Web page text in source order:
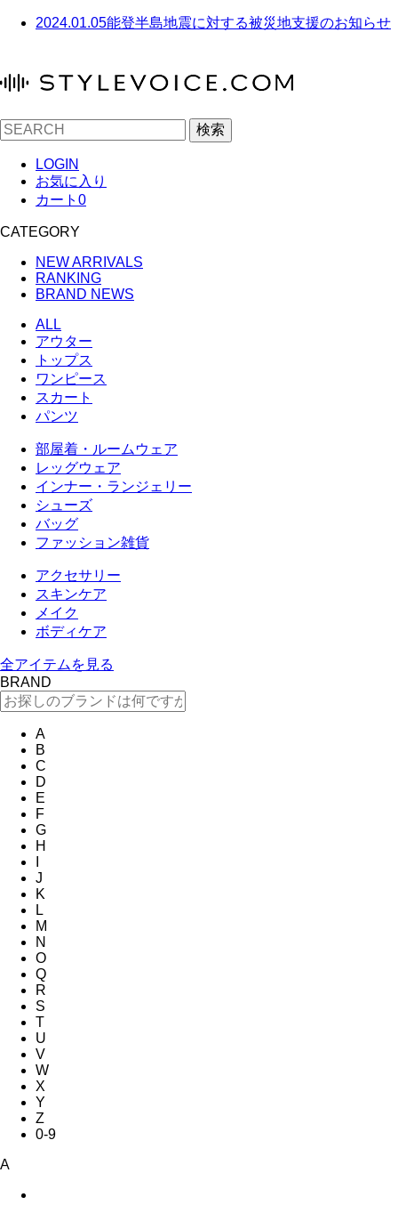
2024.01.05能登半島地震に対する被災地支援のお知らせ
検索
LOGIN
お気に入り
カート 0
CATEGORY
NEW ARRIVALS
RANKING
BRAND NEWS
ALL
アウター
トップス
ワンピース
スカート
パンツ
部屋着・ルームウェア
レッグウェア
インナー・ランジェリー
シューズ
バッグ
ファッション雑貨
アクセサリー
スキンケア
メイク
ボディケア
全アイテムを見る
BRAND
A
B
C
D
E
F
G
H
J
K
L
M
N
O
Q
R
S
T
U
V
W
X
Y
Z
0-9
A